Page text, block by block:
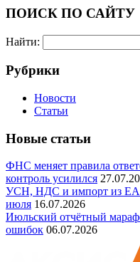
ПОИСК ПО САЙТУ
Найти:
Рубрики
Новости
Статьи
Новые статьи
ФНС меняет правила
контроль усилился
УСН, НДС и импорт из
июля 16.07.2026
Июльский отчётный
ошибок 06.07.2026